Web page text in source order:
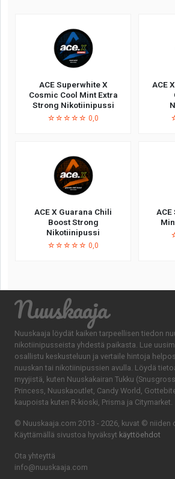
ACE Superwhite X
Cosmic Cool Mint Extra
Strong Nikotiinipussi
☆☆☆☆☆ 0,0
ACE
ACE X Guarana Chili
Boost Strong
Nikotiinipussi
☆☆☆☆☆ 0,0
Nuuskaaja
Nuuskaaja löydät kaiken tarpeellisen tiedon
nikotiinipusseista yhdestä paikasta. Lue
osallistu keskusteluun ja vertaile hintoja
nuuskan tai nikotiinipussien avulla. Löydä
myyjistä, kuten Nuuskakairan Tukku
Princess, Nuuskaoutlet, Candy World,
kaupoista kuten R-kioski, Prisma ja Citymarket.
© Nuuskaaja.com 2013 - 2026, kuvat © niiden
Käyttämällä sivustoa hyväksyt käyttöehdot
Ota yhteyttä
info@nuuskaaja.com